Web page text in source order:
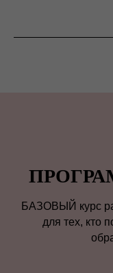
БАЗОВЫЙ курс
для тех, кто